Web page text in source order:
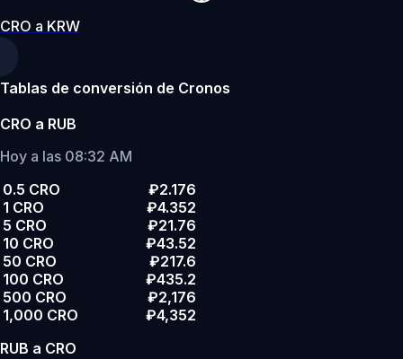
CRO a KRW
Tablas de conversión de Cronos
CRO a RUB
Hoy a las 08:32 AM
0.5 CRO
₽2.176
1 CRO
₽4.352
5 CRO
₽21.76
10 CRO
₽43.52
50 CRO
₽217.6
100 CRO
₽435.2
500 CRO
₽2,176
1,000 CRO
₽4,352
RUB a CRO